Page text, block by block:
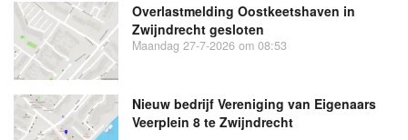
Overlastmelding Oostkeetshaven in
Zwijndrecht gesloten
Maandag 27-7-2026 om 08:53
Nieuw bedrijf Vereniging van Eigenaars
Veerplein 8 te Zwijndrecht